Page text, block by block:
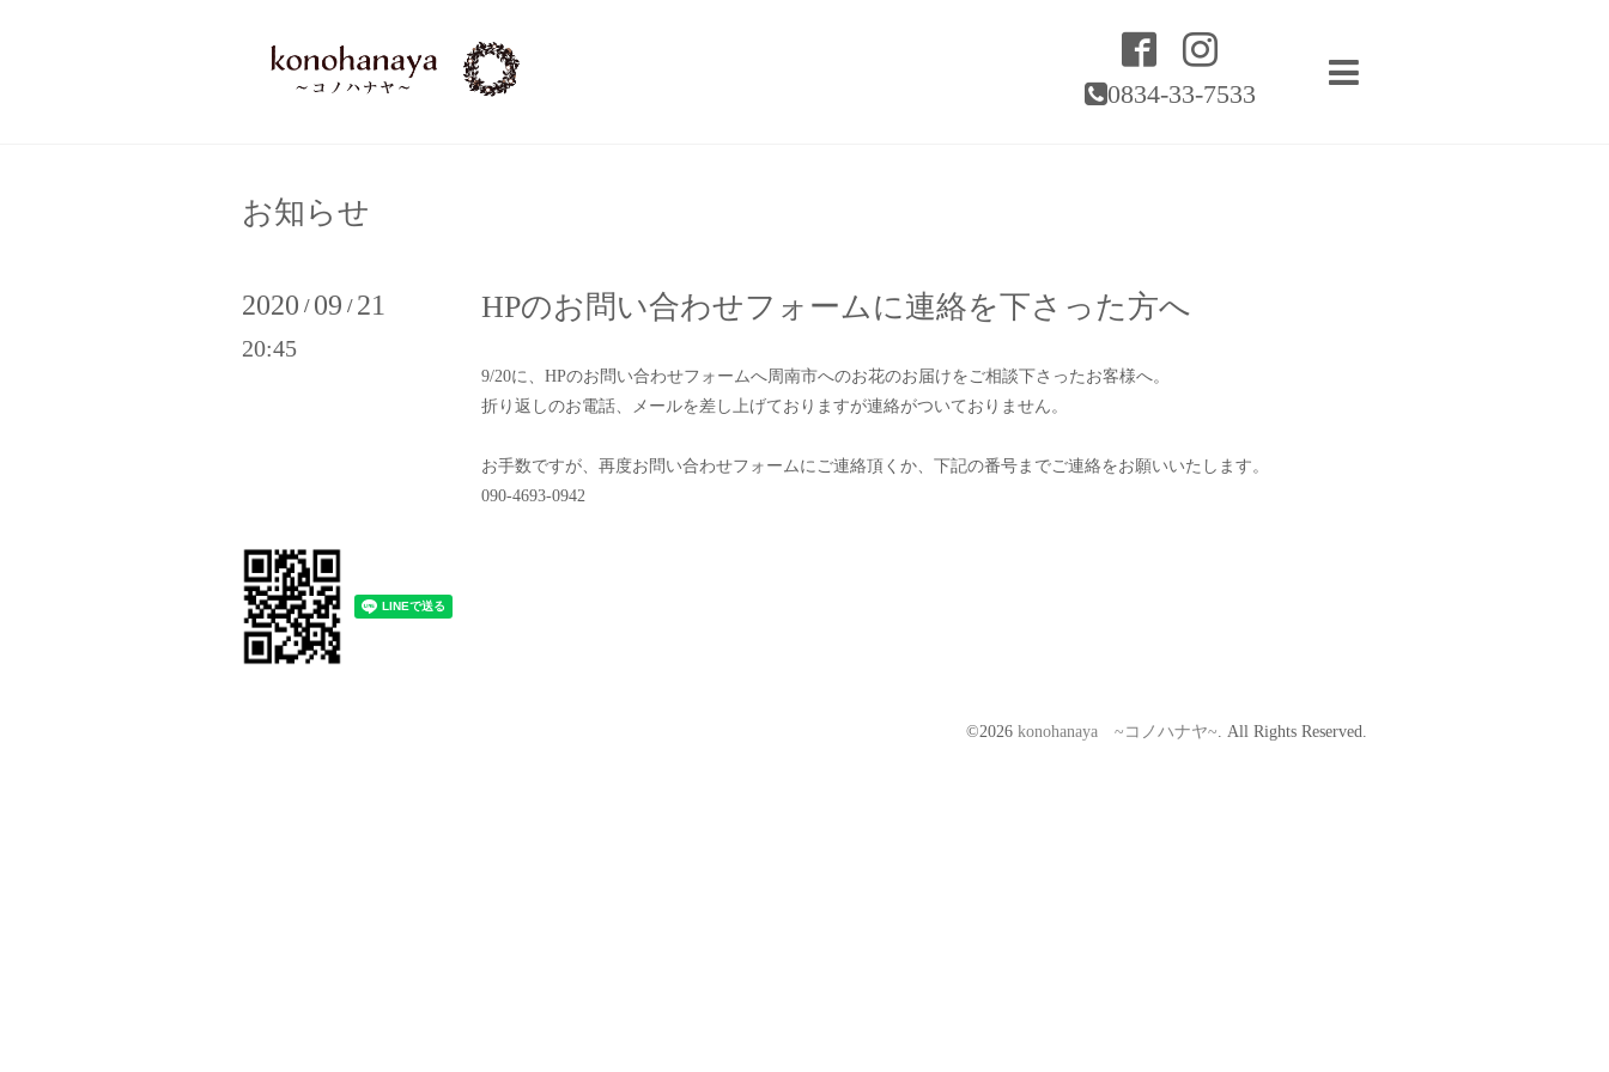
0834-33-7533
お知らせ
2020 / 09 / 21
20:45
HPのお問い合わせフォームに連絡を下さった方へ
9/20に、HPのお問い合わせフォームへ周南市へのお花のお届けをご相談下さったお客様へ。
折り返しのお電話、メールを差し上げておりますが連絡がついておりません。
お手数ですが、再度お問い合わせフォームにご連絡頂くか、下記の番号までご連絡をお願いいたします。
090-4693-0942
©2026 konohanaya ~コノハナヤ~. All Rights Reserved.